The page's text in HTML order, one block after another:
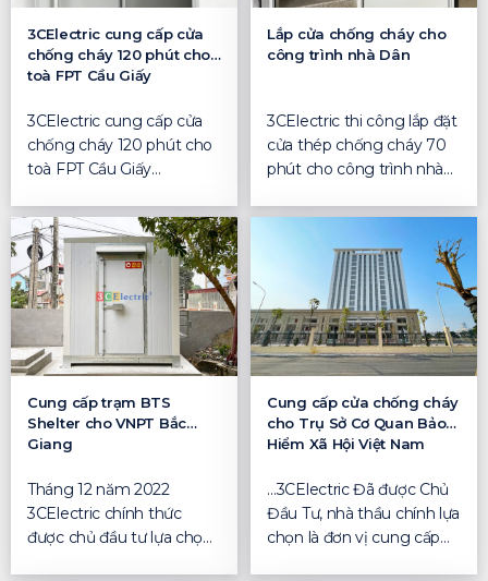
3CElectric cung cấp cửa
chống cháy 120 phút cho
toà FPT Cầu Giấy
3CElectric cung cấp cửa
chống cháy 120 phút cho
toà FPT Cầu Giấy
c...
Lắp cửa chống cháy cho
công trình nhà Dân
3CElectric thi công lắp đặt
cửa thép chống cháy 70
phút cho công trình nhà
Cung cấp trạm BTS
Shelter cho VNPT Bắc
Giang
Tháng 12 năm 2022
3CElectric chính thức
được chủ đầu tư lựa chọn
Cung cấp cửa chống cháy
cho Trụ Sở Cơ Quan Bảo
Hiểm Xã Hội Việt Nam
…3CElectric Đã được Chủ
Đầu Tư, nhà thầu chính lựa
chọn là đơn vị cung cấp